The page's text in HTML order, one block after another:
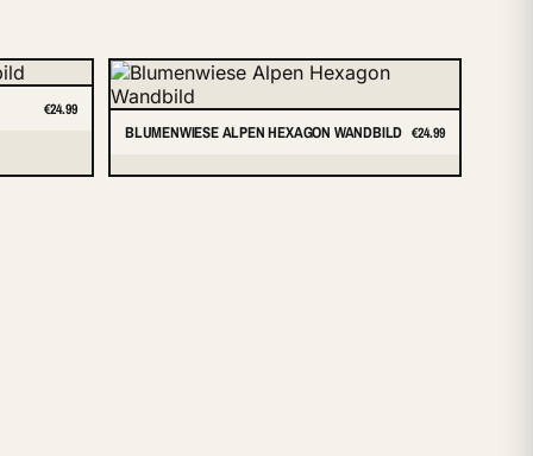
€24.99
BLUMENWIESE ALPEN HEXAGON WANDBILD €24.99